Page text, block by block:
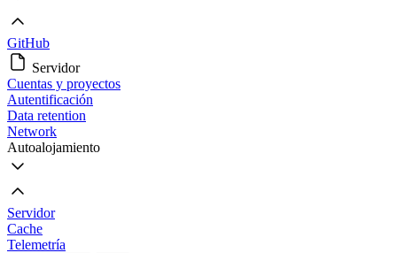
GitHub
Servidor
Cuentas y proyectos
Autentificación
Data retention
Network
Autoalojamiento
Servidor
Cache
Telemetría